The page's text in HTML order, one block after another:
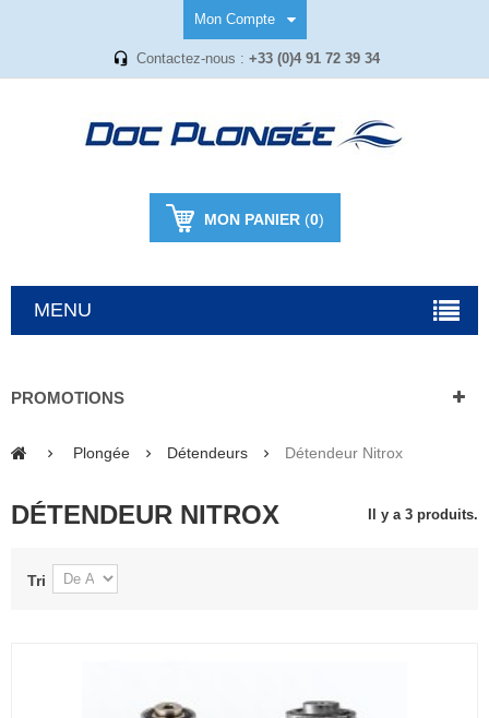
Mon Compte
Contactez-nous : +33 (0)4 91 72 39 34
MON PANIER(0)
MENU
PROMOTIONS
Plongée Détendeurs Détendeur Nitrox
DÉTENDEUR NITROX Il y a 3 produits.
Tri